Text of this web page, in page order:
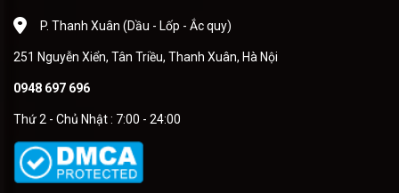
P. Thanh Xuân (Dầu - Lốp - Ắc quy)
251 Nguyễn Xiển, Tân Triều, Thanh Xuân, Hà Nội
0948 697 696
Thứ 2 - Chủ Nhật : 7:00 - 24:00